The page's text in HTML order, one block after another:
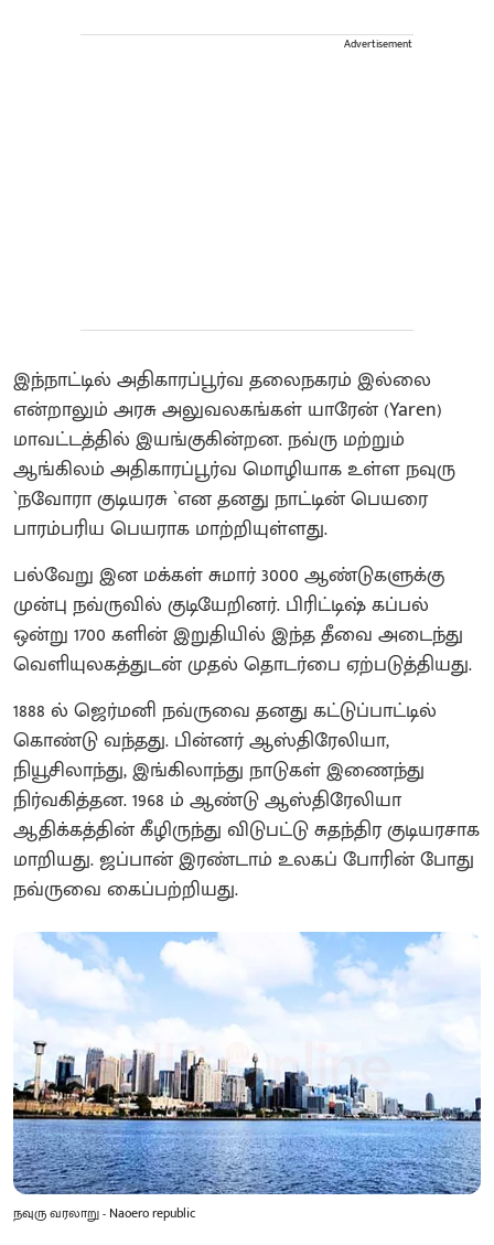
Advertisement
இந்நாட்டில் அதிகாரப்பூர்வ தலைநகரம் இல்லை
என்றாலும் அரசு அலுவலகங்கள் யாரேன் (Yaren)
மாவட்டத்தில் இயங்குகின்றன. நவ்ரு மற்றும்
ஆங்கிலம் அதிகாரப்பூர்வ மொழியாக உள்ள நவுரு
`நவோரா குடியரசு `என தனது நாட்டின் பெயரை
பாரம்பரிய பெயராக மாற்றியுள்ளது.
பல்வேறு இன மக்கள் சுமார் 3000 ஆண்டுகளுக்கு
முன்பு நவ்ருவில் குடியேறினர். பிரிட்டிஷ் கப்பல்
ஒன்று 1700 களின் இறுதியில் இந்த தீவை அடைந்து
வெளியுலகத்துடன் முதல் தொடர்பை ஏற்படுத்தியது.
1888 ல் ஜெர்மனி நவ்ருவை தனது கட்டுப்பாட்டில்
கொண்டு வந்தது. பின்னர் ஆஸ்திரேலியா,
நியூசிலாந்து, இங்கிலாந்து நாடுகள் இணைந்து
நிர்வகித்தன. 1968 ம் ஆண்டு ஆஸ்திரேலியா
ஆதிக்கத்தின் கீழிருந்து விடுபட்டு சுதந்திர குடியரசாக
மாறியது. ஜப்பான் இரண்டாம் உலகப் போரின் போது
நவ்ருவை கைப்பற்றியது.
நவுரு வரலாறு - Naoero republic